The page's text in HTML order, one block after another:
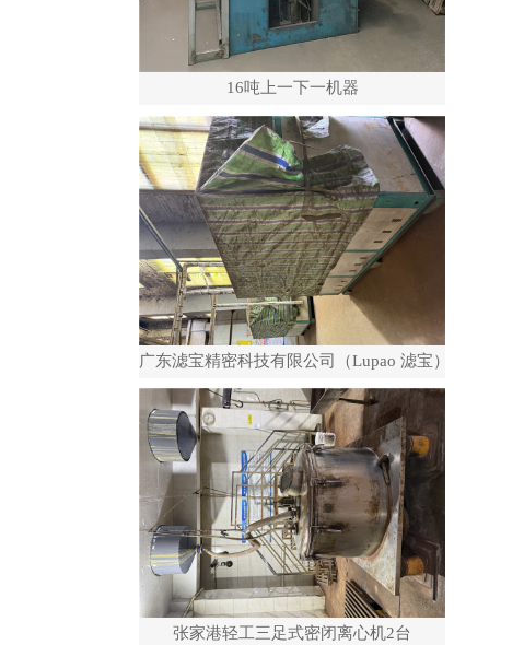
16吨上一下一机器
广东滤宝精密科技有限公司（Lupao 滤宝）
张家港轻工三足式密闭离心机2台